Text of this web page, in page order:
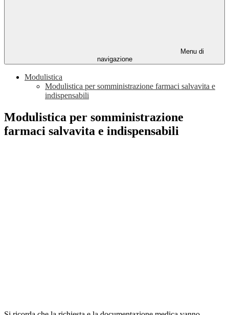
Menu di
navigazione
Modulistica
Modulistica per somministrazione farmaci salvavita e
indispensabili
Modulistica per somministrazione
farmaci salvavita e indispensabili